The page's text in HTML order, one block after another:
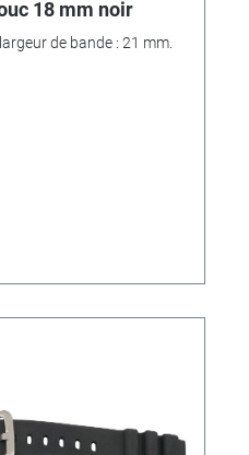
18 mm noir
de bande : 21 mm.